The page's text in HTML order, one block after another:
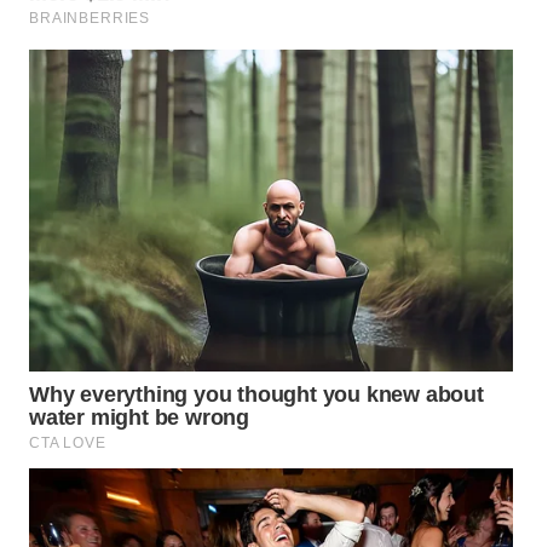
WN
BINJAI
WN
CIREBON
INDRAMAYU
WN
KUNINGAN
WN
MAJALENGKA
WN
SUBANG